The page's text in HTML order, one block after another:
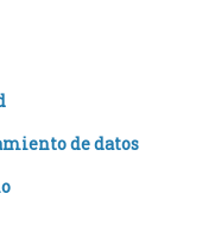
de datos